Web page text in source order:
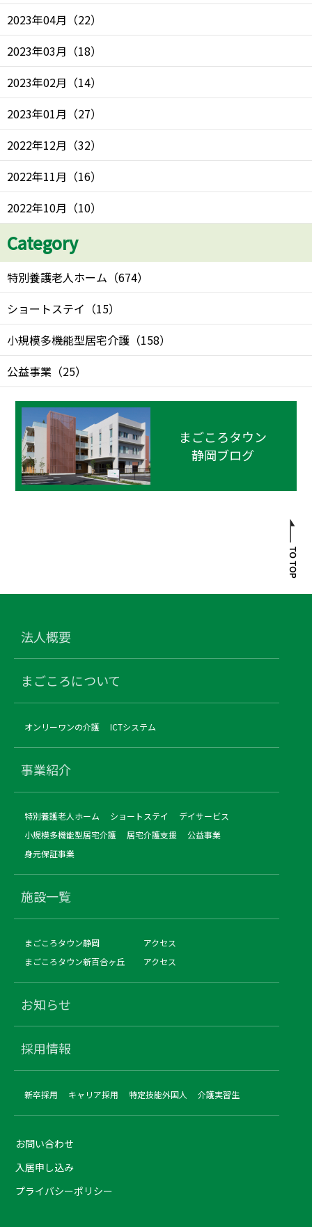
2023年04月 （22）
2023年03月 （18）
2023年02月 （14）
2023年01月 （27）
2022年12月 （32）
2022年11月 （16）
2022年10月 （10）
Category
特別養護老人ホーム （674）
ショートステイ （15）
小規模多機能型居宅介護 （158）
公益事業 （25）
まごころタウン
静岡ブログ
法人概要
まごころについて
オンリーワンの介護 ICTシステム
事業紹介
特別養護老人ホーム ショートステイ
デイサービス
小規模多機能型居宅介護
居宅介護支援
公益事業
身元保証事業
施設一覧
まごころタウン静岡
アクセス
まごころタウン新百合ヶ丘
アクセス
お知らせ
採用情報
新卒採用 キャリア採用 特定技能外国人 介護実習生
お問い合わせ
入居申し込み
プライバシーポリシー